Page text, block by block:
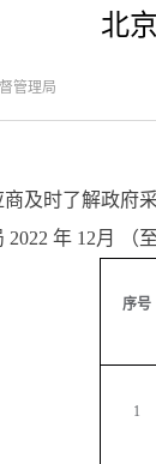
北
管理局
商及时了解政府
年 12月 （
序号
1